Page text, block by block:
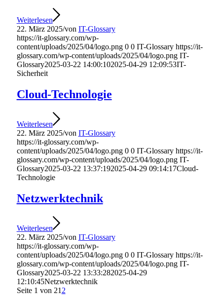
Weiterlesen
22. März 2025/von IT-Glossary
https://it-glossary.com/wp-
content/uploads/2025/04/logo.png 0 0 IT-Glossary https://it-
glossary.com/wp-content/uploads/2025/04/logo.png IT-
Glossary2025-03-22 14:00:102025-04-29 12:09:53IT-
Sicherheit
Cloud-Technologie
Weiterlesen
22. März 2025/von IT-Glossary
https://it-glossary.com/wp-
content/uploads/2025/04/logo.png 0 0 IT-Glossary https://it-
glossary.com/wp-content/uploads/2025/04/logo.png IT-
Glossary2025-03-22 13:37:192025-04-29 09:14:17Cloud-
Technologie
Netzwerktechnik
Weiterlesen
22. März 2025/von IT-Glossary
https://it-glossary.com/wp-
content/uploads/2025/04/logo.png 0 0 IT-Glossary https://it-
glossary.com/wp-content/uploads/2025/04/logo.png IT-
Glossary2025-03-22 13:33:282025-04-29
12:10:45Netzwerktechnik
Seite 1 von 21 2